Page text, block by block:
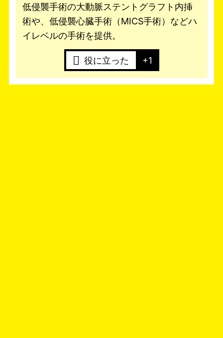
低侵襲手術の大動脈ステントグラフト内挿
術や、低侵襲心臓手術（MICS手術）などハ
イレベルの手術を提供。
役に立った +1